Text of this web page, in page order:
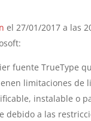
el 27/01/2017 a las
fuente TrueType
limitaciones de
instalable o
debido a las